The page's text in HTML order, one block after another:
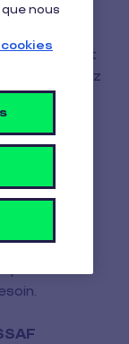
et
», puis cliquez
:«
:
plus tard
nous